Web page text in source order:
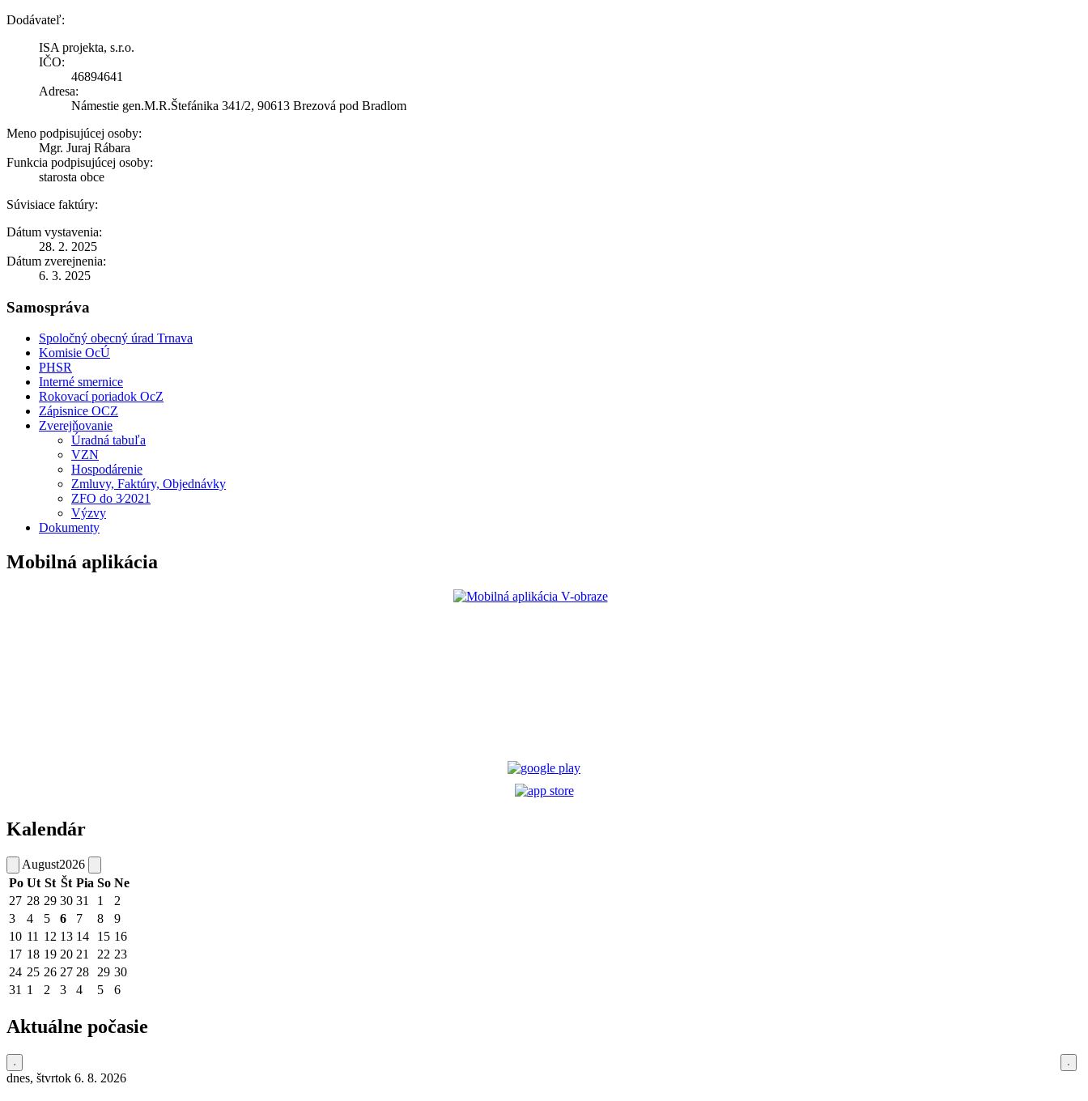
Dodávateľ:
ISA projekta, s.r.o.
IČO:
46894641
Adresa:
Námestie gen.M.R.Štefánika 341/2, 90613 Brezová pod Bradlom
Meno podpisujúcej osoby:
Mgr. Juraj Rábara
Funkcia podpisujúcej osoby:
starosta obce
Súvisiace faktúry:
Dátum vystavenia:
28. 2. 2025
Dátum zverejnenia:
6. 3. 2025
Samospráva
Spoločný obecný úrad Trnava
Komisie OcÚ
PHSR
Interné smernice
Rokovací poriadok OcZ
Zápisnice OCZ
Zverejňovanie
Úradná tabuľa
VZN
Hospodárenie
Zmluvy, Faktúry, Objednávky
ZFO do 3⁄2021
Výzvy
Dokumenty
Mobilná aplikácia
Kalendár
August2026
Po Ut St Št Pia So Ne
27 28 29 30 31 1
2
3
4 5 6 7 8
9
10 11 12 13 14 15 16
17 18 19 20 21 22 23
24 25 26 27 28 29 30
31 1 2 3 4 5 6
Aktuálne počasie
dnes, štvrtok 6. 8. 2026